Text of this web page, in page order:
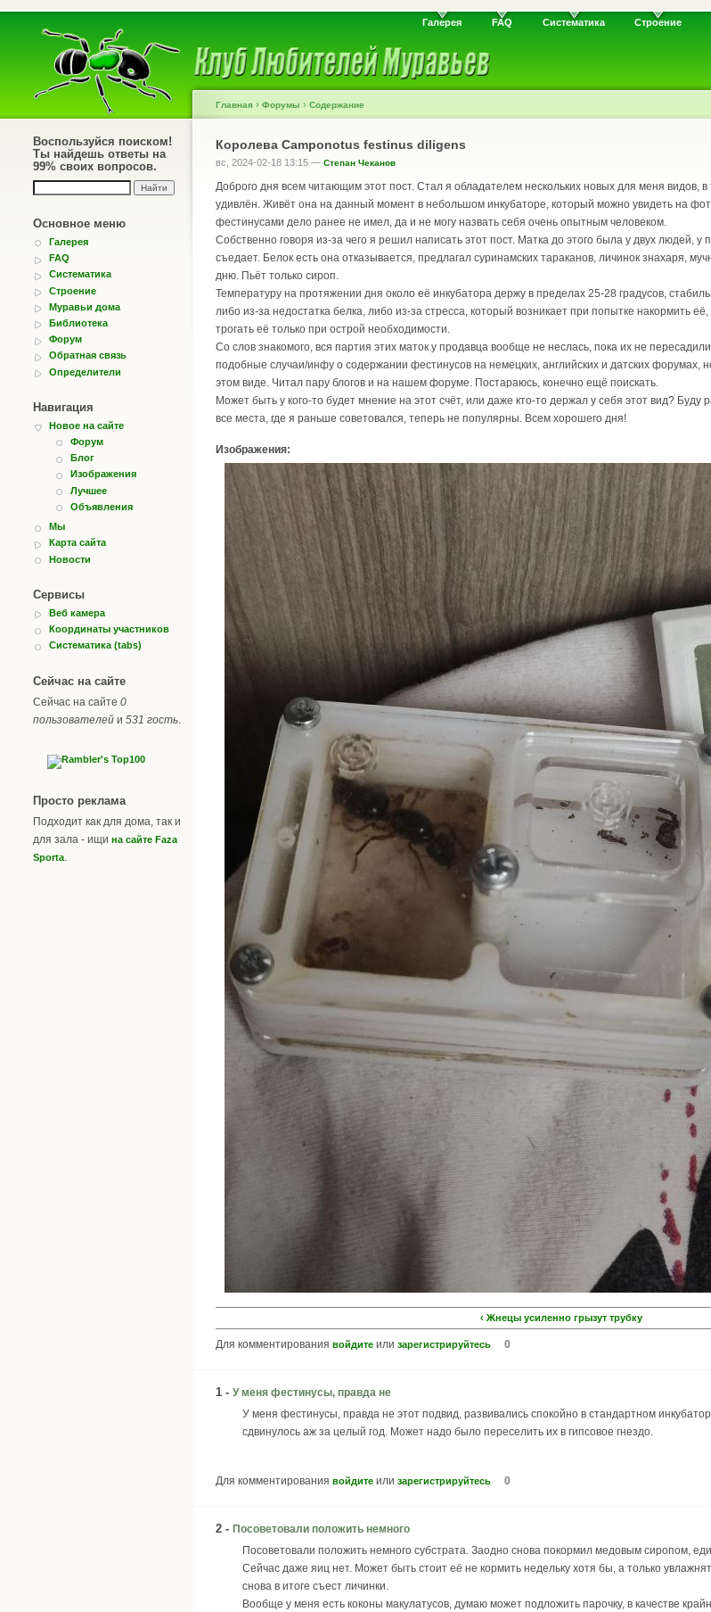
Галерея FAQ Систематика Строение
Воспользуйся поиском!
Ты найдешь ответы на
99% своих вопросов.
Основное меню
Галерея
FAQ
Систематика
Строение
Муравьи дома
Библиотека
Форум
Обратная связь
Определители
Навигация
Новое на сайте
Форум
Блог
Изображения
Лучшее
Объявления
Мы
Карта сайта
Новости
Сервисы
Веб камера
Координаты участников
Систематика (tabs)
Сейчас на сайте
Сейчас на сайте 0
пользователей и 531 гость
Просто реклама
Подходит как для дома, так и
для зала - ищи на сайте Faza
Sporta
Главная › Форумы › Содержание
Королева Camponotus festinus diligens
вс, 2024-02-18 13:15 — Степан Чеканов
Доброго дня всем читающим этот пост. Стал я обладателем нескольких новых для меня
удивлён. Живёт она на данный момент в небольшом инкубаторе, который можно увидеть на
фестинусами дело ранее не имел, да и не могу назвать себя очень опытным человеком.
Собственно говоря из-за чего я решил написать этот пост. Матка до этого была у двух людей,
съедает. Белок есть она отказывается, предлагал суринамских тараканов, личинок знахаря,
дню. Пьёт только сироп.
Температуру на протяжении дня около её инкубатора держу в пределах 25-28 градусов,
либо из-за недостатка белка, либо из-за стресса, который возникает при попытке накормить
трогать её только при острой необходимости.
Со слов знакомого, вся партия этих маток у продавца вообще не неслась, пока их не
подобные случаи/инфу о содержании фестинусов на немецких, английских и датских
этом виде. Читал пару блогов и на нашем форуме. Постараюсь, конечно ещё поискать.
Может быть у кого-то будет мнение на этот счёт, или даже кто-то держал у себя этот вид?
все места, где я раньше советовался, теперь не популярны. Всем хорошего дня!
Изображения:
‹ Жнецы усиленно грызут трубку
Для комментирования войдите или зарегистрируйтесь 0
1 - У меня фестинусы, правда не
У меня фестинусы, правда не этот подвид, развивались спокойно в стандартном
сдвинулось аж за целый год. Может надо было переселить их в гипсовое гнездо.
Для комментирования войдите или зарегистрируйтесь 0
2 - Посоветовали положить немного
Посоветовали положить немного субстрата. Заодно снова покормил медовым сиропом,
Сейчас даже яиц нет. Может быть стоит её не кормить недельку хотя бы, а только
снова в итоге съест личинки.
Вообще у меня есть коконы макулатусов, думаю может подложить парочку, в качестве